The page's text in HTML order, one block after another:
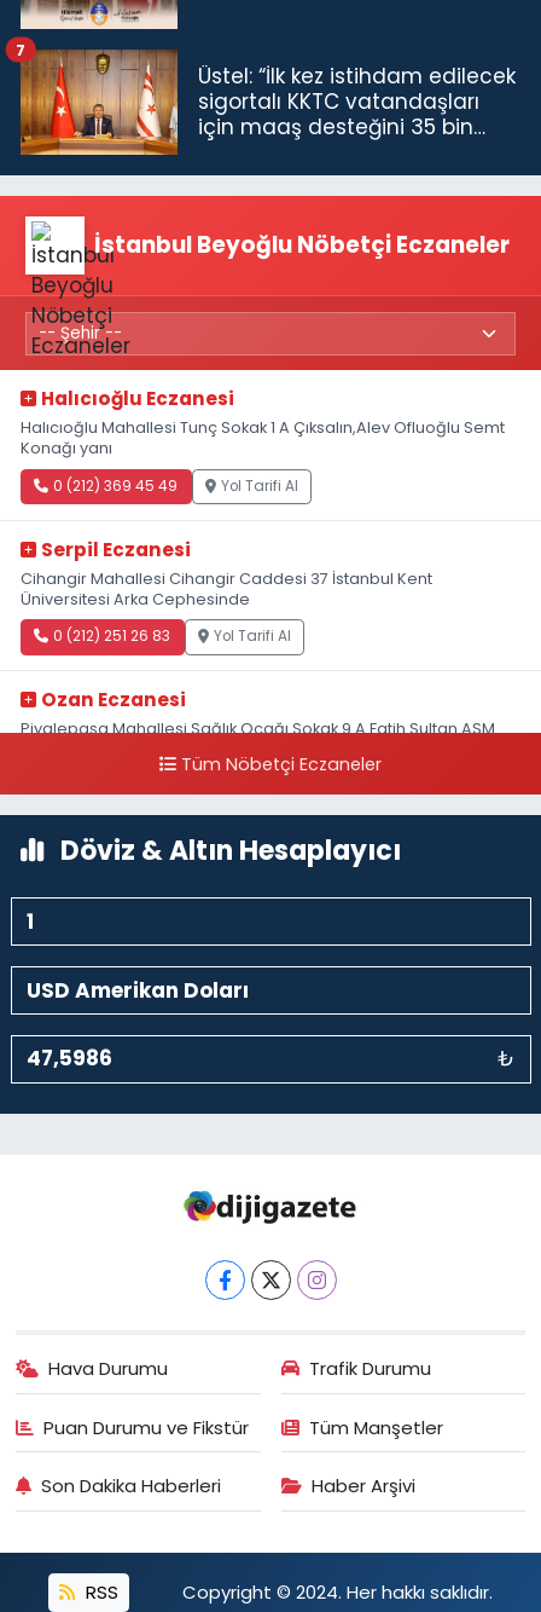
Üstel: “İlk kez istihdam edilecek
sigortalı KKTC vatandaşları
için maaş desteğini 35 bin
7
İstanbul Beyoğlu Nöbetçi Eczaneler
Halıcıoğlu Eczanesi
Halıcıoğlu Mahallesi Tunç Sokak 1 A Çıksalın,Alev Ofluoğlu Semt
Konağı yanı
0 (212) 369 45 49 Yol Tarifi Al
Serpil Eczanesi
Cihangir Mahallesi Cihangir Caddesi 37 İstanbul Kent
Üniversitesi Arka Cephesinde
0 (212) 251 26 83 Yol Tarifi Al
Ozan Eczanesi
Piyalepaşa Mahallesi Sağlık Ocağı Sokak 9 A Fatih Sultan ASM
Tüm Nöbetçi Eczaneler
Döviz & Altın Hesaplayıcı
₺
Hava Durumu Trafik Durumu
Puan Durumu ve Fikstür Tüm Manşetler
Son Dakika Haberleri Haber Arşivi
RSS Copyright © 2024. Her hakkı saklıdır.